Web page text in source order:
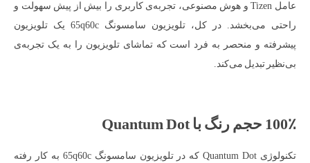
عامل Tizen و هوش مصنوعی، تجربه‌ی کاربری را بیش از پیش سهولت و
راحتی می‌بخشد. در کل، تلویزیون سامسونگ 65q60c یک تلویزیون
پیشرفته و منحصر به فرد است که تماشای تلویزیون را به یک تجربه‌ی
بی‌نظیر تبدیل می‌کند.
100٪ حجم رنگ با Quantum Dot
تکنولوژی Quantum Dot که در تلویزیون سامسونگ 65q60c به کار رفته